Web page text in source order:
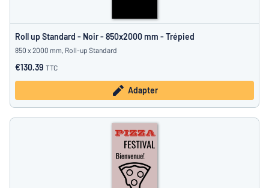
Roll up Standard - Noir - 850x2000 mm - Trépied
850 x 2000 mm, Roll-up Standard
€130.39 TTC
Adapter